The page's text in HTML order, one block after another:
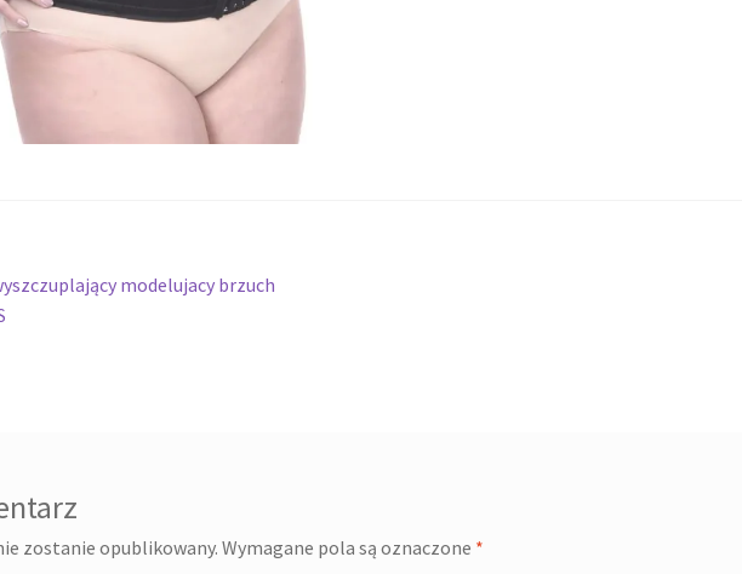
modelujacy brzuch
zostanie opublikowany. Wymagane pola są oznaczone *